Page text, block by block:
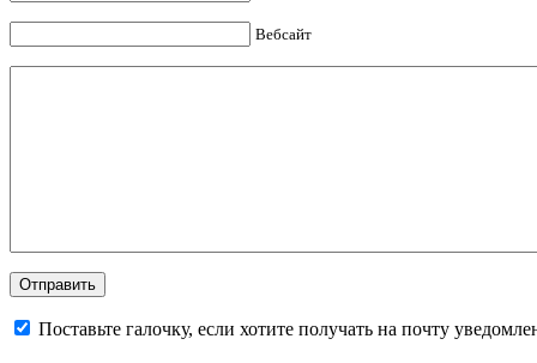
Вебсайт
Поставьте галочку, если хотите получать на почту